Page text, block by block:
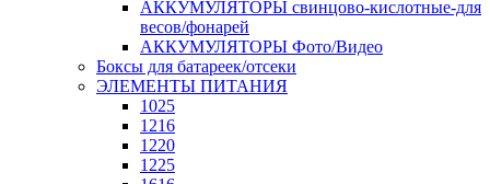
АККУМУЛЯТОРЫ свинцово-кислотные-для
весов/фонарей
АККУМУЛЯТОРЫ Фото/Видео
Боксы для батареек/отсеки
ЭЛЕМЕНТЫ ПИТАНИЯ
1025
1216
1220
1225